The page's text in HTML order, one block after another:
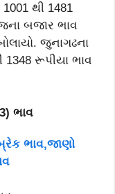
થી 1481
બજાર ભાવ
જુનાગઢના
રૂપીયા ભાવ
ભાવ
ભાવ,જાણો